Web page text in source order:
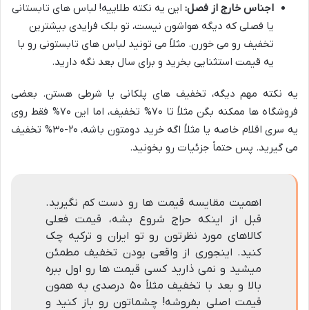
اجناس خارج از فصل: این یه نکته طلاییه! لباس های تابستانی
یا فصلی که دیگه هواشون نیست، تو بلک فرایدی بیشترین
تخفیف رو می خورن. مثلاً می تونید لباس های تابستونی رو با
یه قیمت استثنایی بخرید و برای سال بعد نگه دارید.
یه نکته مهم دیگه، تخفیف های پلکانی یا شرطی هستن. بعضی
فروشگاه ها ممکنه بگن مثلاً تا ۷۰% تخفیف، اما این ۷۰% فقط روی
یه سری اقلام خاصه یا مثلاً اگه خرید دومتون باشه، ۲۰-۳۰% تخفیف
می گیرید. پس حتماً جزئیات رو بخونید.
اهمیت مقایسه قیمت ها رو دست کم نگیرید.
قبل از اینکه حراج شروع بشه، قیمت فعلی
کالاهای مورد نظرتون رو تو ایران و ترکیه چک
کنید. اینجوری از واقعی بودن تخفیف مطمئن
میشید و نمی ذارید کسی قیمت ها رو اول ببره
بالا و بعد با تخفیف مثلاً ۵۰ درصدی به همون
قیمت اصلی بفروشه! چشماتون رو باز کنید و